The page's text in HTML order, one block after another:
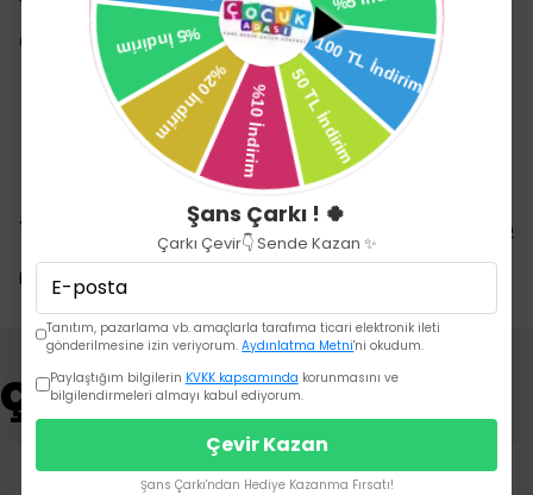
14 gün içinde iade değişim
Yorumlar Yorum Yap
Bu ürün için henüz yorum yapılmamış.
Çok Satanlar
Şans Çarkı ! 🍀
Çarkı Çevir👇 Sende Kazan ✨
Tanıtım, pazarlama vb. amaçlarla tarafıma ticari elektronik ileti
gönderilmesine izin veriyorum.Aydınlatma Metni'ni okudum.
Paylaştığım bilgilerin KVKK kapsamında korunmasını ve
bilgilendirmeleri almayı kabul ediyorum.
Çevir Kazan
Şans Çarkı'ndan Hediye Kazanma Fırsatı!